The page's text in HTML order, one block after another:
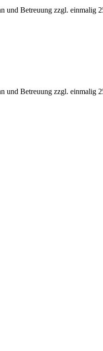
und Betreuung zzgl. einmalig
und Betreuung zzgl. einmalig